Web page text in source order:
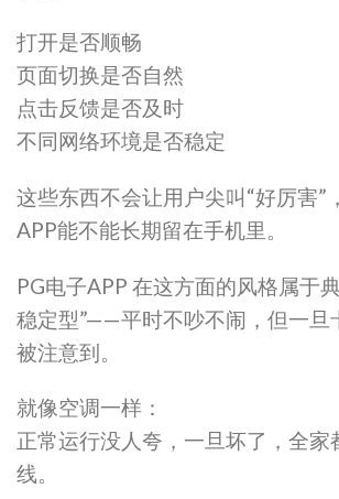
打开是否顺畅
页面切换是否自然
点击反馈是否及时
不同网络环境是否稳定
这些东西不会让用户尖叫“好厉害”
APP能不能长期留在手机里。
PG电子APP 在这方面的风格属于
稳定型”——平时不吵不闹，但一旦
被注意到。
就像空调一样：
正常运行没人夸，一旦坏了，全家
线。